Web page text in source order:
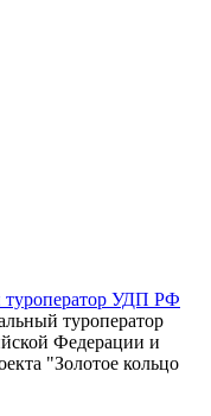
УДП РФ
туроператор
Федерации и
"Золотое кольцо